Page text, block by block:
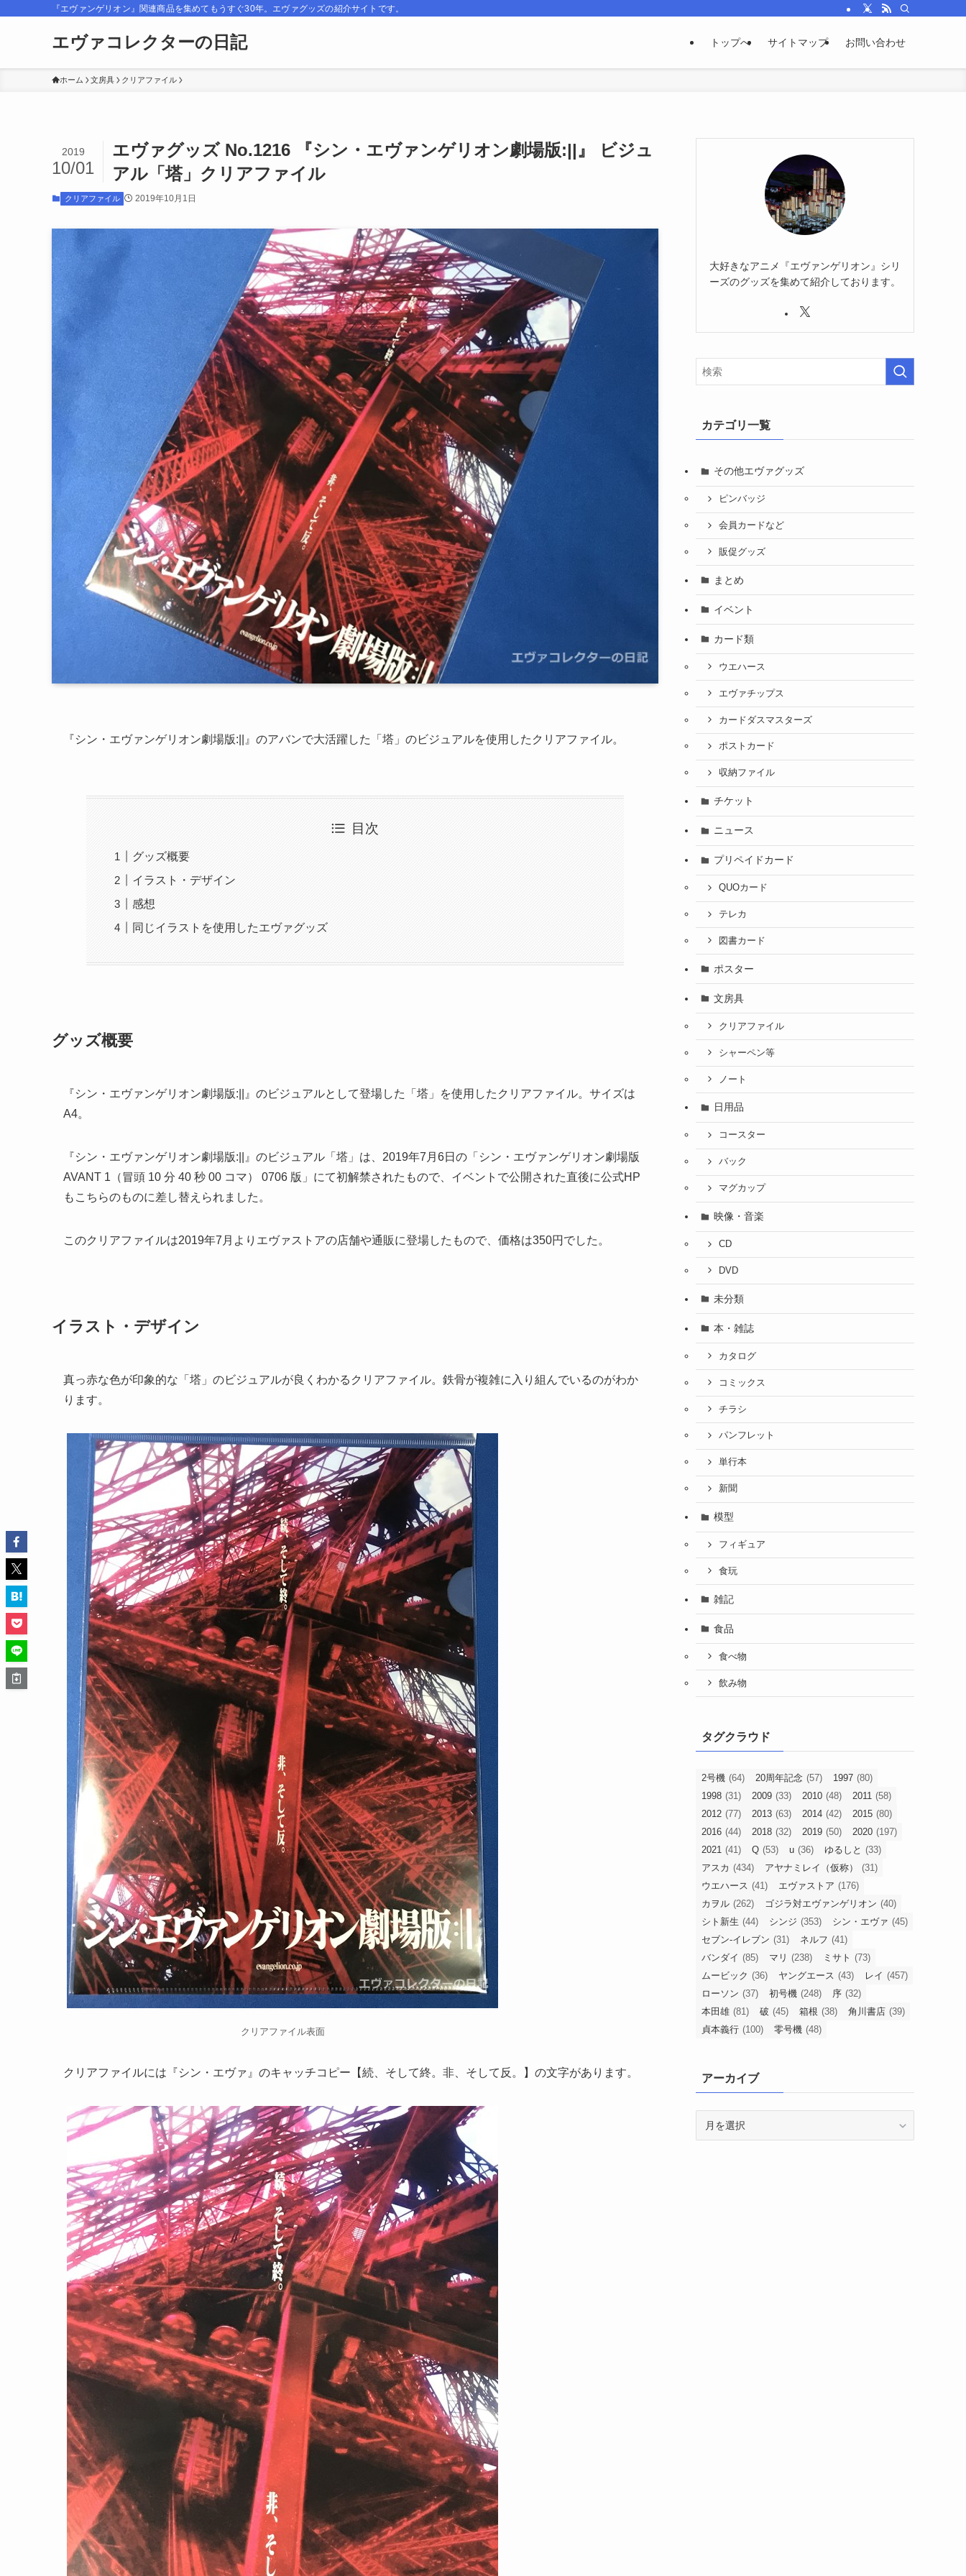
『エヴァンゲリオン』関連商品を集めてもうすぐ30年。エヴァグッズの紹介サイトです。
エヴァコレクターの日記 トップへ サイトマップ お問い合わせ
ホーム 文房具 クリアファイル
エヴァグッズ No.1216 『シン・エヴァンゲリオン劇場版:||』 ビジュ
アル「塔」クリアファイル
2019
10/01
クリアファイル 2019年10月1日
『シン・エヴァンゲリオン劇場版:||』のアバンで大活躍した「塔」のビジュアルを使用したクリアファイル。
目次
グッズ概要
イラスト・デザイン
感想
同じイラストを使用したエヴァグッズ
グッズ概要
『シン・エヴァンゲリオン劇場版:||』のビジュアルとして登場した「塔」を使用したクリアファイル。サイズは
A4。
『シン・エヴァンゲリオン劇場版:||』のビジュアル「塔」は、2019年7月6日の「シン・エヴァンゲリオン劇場版
AVANT 1（冒頭 10 分 40 秒 00 コマ） 0706 版」にて初解禁されたもので、イベントで公開された直後に公式HP
もこちらのものに差し替えられました。
このクリアファイルは2019年7月よりエヴァストアの店舗や通販に登場したもので、価格は350円でした。
イラスト・デザイン
真っ赤な色が印象的な「塔」のビジュアルが良くわかるクリアファイル。鉄骨が複雑に入り組んでいるのがわか
ります。
クリアファイル表面
クリアファイルには『シン・エヴァ』のキャッチコピー【続、そして終。非、そして反。】の文字があります。
大好きなアニメ『エヴァンゲリオン』シリ
ーズのグッズを集めて紹介しております。
カテゴリ一覧
その他エヴァグッズ
ピンバッジ
会員カードなど
販促グッズ
まとめ
イベント
カード類
ウエハース
エヴァチップス
カードダスマスターズ
ポストカード
収納ファイル
チケット
ニュース
プリペイドカード
QUOカード
テレカ
図書カード
ポスター
文房具
クリアファイル
シャーペン等
ノート
日用品
コースター
バック
マグカップ
映像・音楽
CD
DVD
未分類
本・雑誌
カタログ
コミックス
チラシ
パンフレット
単行本
新聞
模型
フィギュア
食玩
雑記
食品
食べ物
飲み物
タグクラウド
2号機 (64) 20周年記念 (57) 1997 (80)
1998 (31) 2009 (33) 2010 (48) 2011 (58)
2012 (77) 2013 (63) 2014 (42) 2015 (80)
2016 (44) 2018 (32) 2019 (50) 2020 (197)
2021 (41) Q (53) u (36) ゆるしと (33)
アスカ (434) アヤナミレイ（仮称）
(31)
ウエハース (41) エヴァストア (176)
カヲル (262) ゴジラ対エヴァンゲリオン (40)
シト新生 (44) シンジ (353) シン・エヴァ (45)
セブン-イレブン (31) ネルフ (41)
バンダイ (85) マリ (238) ミサト (73)
ムービック (36) ヤングエース (43) レイ (457)
ローソン (37) 初号機 (248) 序 (32)
本田雄 (81) 破 (45) 箱根 (38) 角川書店 (39)
貞本義行 (100) 零号機 (48)
アーカイブ